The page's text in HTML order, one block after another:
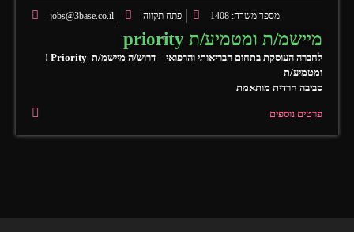
jobs@3base.co.il פתח תקווה מספר משרה: 1408
priority מיישמ/ת ומטמיע/ת
! Priority לחברה העוסקת בתחום הבריאותי והרפואי – דרוש/ה מיישמ/ת
ומטמיע/ת
סביבה חרדית מותאמת
פרטים נוספים